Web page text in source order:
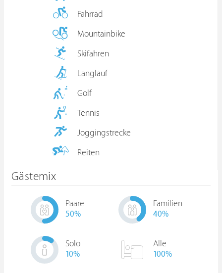
Fahrrad
Mountainbike
Skifahren
Langlauf
Golf
Tennis
Joggingstrecke
Reiten
Gästemix
Paare
50%
Familien
40%
Solo
10%
Alle
100%